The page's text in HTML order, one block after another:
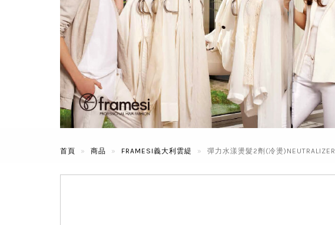
首頁 商品 FRAMESI義大利雲緹 彈力水漾燙髮2劑(冷燙)NEUTRALIZER